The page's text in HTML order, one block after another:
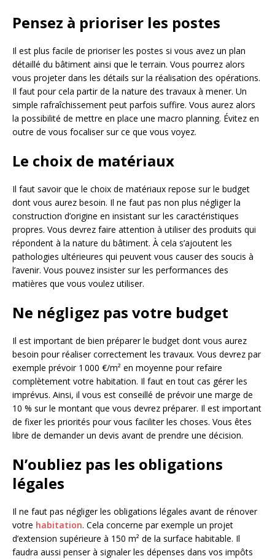
Pensez à prioriser les postes
Il est plus facile de prioriser les postes si vous avez un plan
détaillé du bâtiment ainsi que le terrain. Vous pourrez alors
vous projeter dans les détails sur la réalisation des opérations.
Il faut pour cela partir de la nature des travaux à mener. Un
simple rafraîchissement peut parfois suffire. Vous aurez alors
la possibilité de mettre en place une macro planning. Évitez en
outre de vous focaliser sur ce que vous voyez.
Le choix de matériaux
Il faut savoir que le choix de matériaux repose sur le budget
dont vous aurez besoin. Il ne faut pas non plus négliger la
construction d’origine en insistant sur les caractéristiques
propres. Vous devrez faire attention à utiliser des produits qui
répondent à la nature du bâtiment. À cela s’ajoutent les
pathologies ultérieures qui peuvent vous causer des soucis à
l’avenir. Vous pouvez insister sur les performances des
matières que vous voulez utiliser.
Ne négligez pas votre budget
Il est important de bien préparer le budget dont vous aurez
besoin pour réaliser correctement les travaux. Vous devrez par
exemple prévoir 1 000 €/m² en moyenne pour refaire
complètement votre habitation. Il faut en tout cas gérer les
imprévus. Ainsi, il vous est conseillé de prévoir une marge de
10 % sur le montant que vous devrez préparer. Il est important
de fixer les priorités pour vous faciliter les choses. Vous êtes
libre de demander un devis avant de prendre une décision.
N’oubliez pas les obligations
légales
Il ne faut pas négliger les obligations légales avant de rénover
votre habitation. Cela concerne par exemple un projet
d’extension supérieure à 150 m² de la surface habitable. Il
faudra aussi penser à signaler les dépenses dans vos impôts